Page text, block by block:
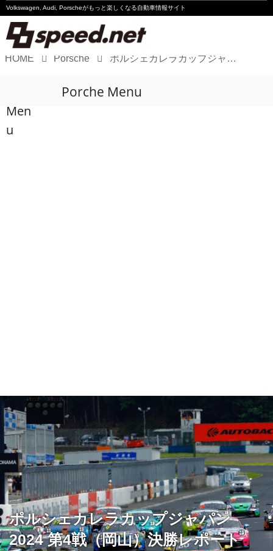
Volkswagen, Audi, Porscheがもっと楽しくなる自動車情報サイト
Audi
HOME Porsche ポルシェカレラカップジャパン2024 第4戦（岡山）決勝レポート
Men
u
Porche Menu
ポルシェカレラカップジャパン
2024 第4戦（岡山）決勝レポート